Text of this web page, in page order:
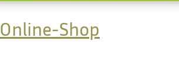
Online-Shop